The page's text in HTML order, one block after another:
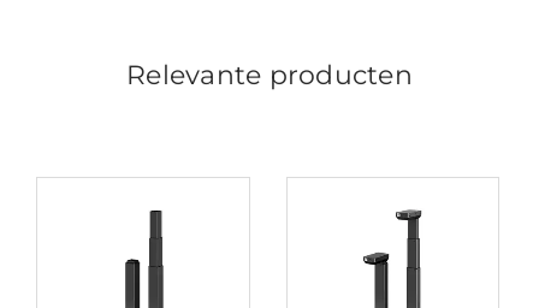
Relevante producten